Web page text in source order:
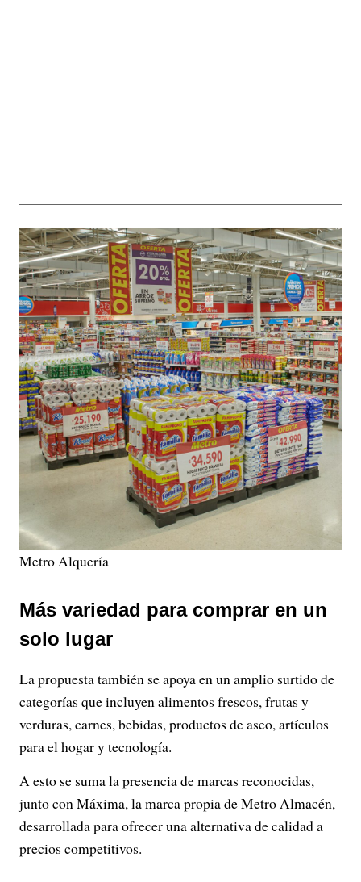
Metro Alquería
Más variedad para comprar en un
solo lugar
La propuesta también se apoya en un amplio surtido de
categorías que incluyen alimentos frescos, frutas y
verduras, carnes, bebidas, productos de aseo, artículos
para el hogar y tecnología.
A esto se suma la presencia de marcas reconocidas,
junto con Máxima, la marca propia de Metro Almacén,
desarrollada para ofrecer una alternativa de calidad a
precios competitivos.